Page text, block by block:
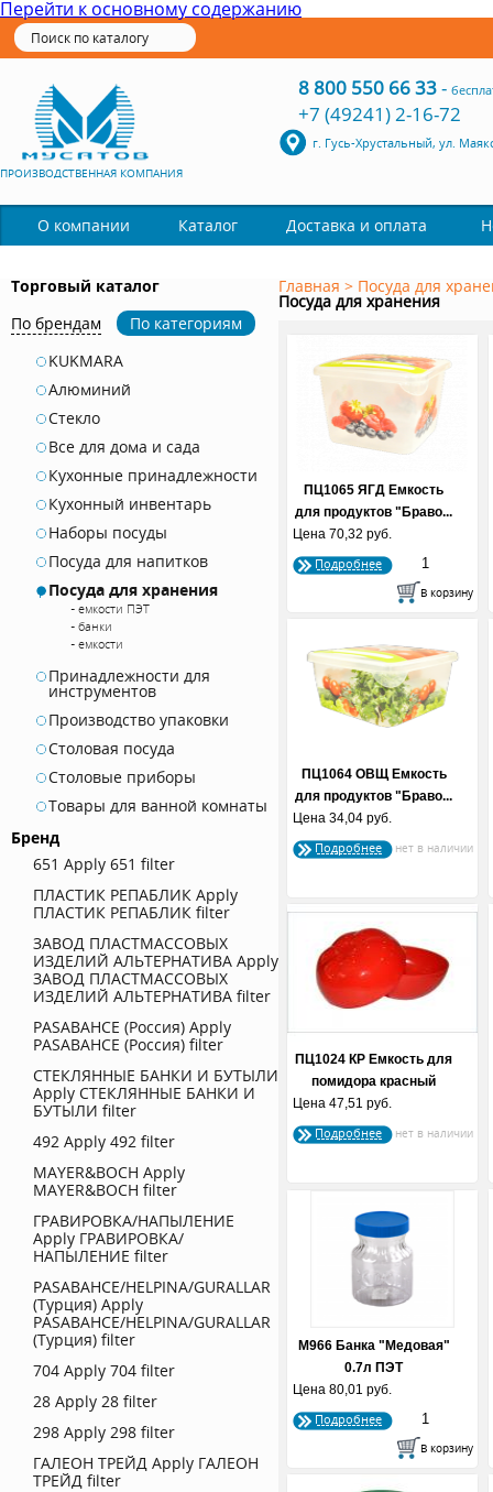
Перейти к основному содержанию
ПРОИЗВОДСТВЕННАЯ КОМПАНИЯ
8 800 550 66 33-
+7 (49241) 2-16-72
г. Гусь-Хрустальный, ул.
О компании Каталог Доставка и оплата
Торговый каталог
По брендам
По категориям
KUKMARA
Алюминий
Стекло
Все для дома и сада
Кухонные принадлежности
Кухонный инвентарь
Наборы посуды
Посуда для напитков
Посуда для хранения
емкости ПЭТ
банки
емкости
Принадлежности для
инструментов
Производство упаковки
Столовая посуда
Столовые приборы
Товары для ванной комнаты
Бренд
651 Apply 651 filter
ПЛАСТИК РЕПАБЛИК Apply
ПЛАСТИК РЕПАБЛИК filter
ЗАВОД ПЛАСТМАССОВЫХ
ИЗДЕЛИЙ АЛЬТЕРНАТИВА Apply
ЗАВОД ПЛАСТМАССОВЫХ
ИЗДЕЛИЙ АЛЬТЕРНАТИВА filter
PASABAHCE (Россия) Apply
PASABAHCE (Россия) filter
СТЕКЛЯННЫЕ БАНКИ И БУТЫЛИ
Apply СТЕКЛЯННЫЕ БАНКИ И
БУТЫЛИ filter
492 Apply 492 filter
MAYER&BOCH Apply
MAYER&BOCH filter
ГРАВИРОВКА/НАПЫЛЕНИЕ
Apply ГРАВИРОВКА/
НАПЫЛЕНИЕ filter
PASABAHCE/HELPINA/GURALLAR
(Турция) Apply
PASABAHCE/HELPINA/GURALLAR
(Турция) filter
704 Apply 704 filter
28 Apply 28 filter
298 Apply 298 filter
ГАЛЕОН ТРЕЙД Apply ГАЛЕОН
ТРЕЙД filter
Главная > Посуда для
Посуда для хранения
ПЦ1065 ЯГД Емкость
для продуктов "Браво...
Цена 70,32 руб.
Подробнее
ПЦ1064 ОВЩ Емкость
для продуктов "Браво...
Цена 34,04 руб.
Подробнее
ПЦ1024 КР Емкость для
помидора красный
Цена 47,51 руб.
Подробнее
М966 Банка "Медовая"
0.7л ПЭТ
Цена 80,01 руб.
Подробнее